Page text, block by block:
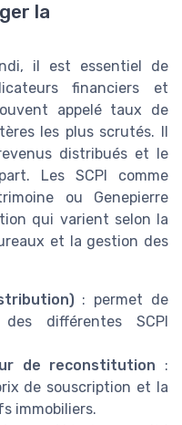
la
il est essentiel de
financiers et
appelé taux de
les plus scrutés. Il
distribués et le
Les SCPI comme
ou Genepierre
qui varient selon la
et la gestion des
: permet de
différentes SCPI
de reconstitution :
de souscription et la
immobiliers.